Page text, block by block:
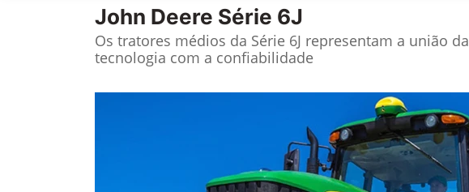
John Deere Série 6J
Os tratores médios da Série 6J representam a união da
tecnologia com a confiabilidade